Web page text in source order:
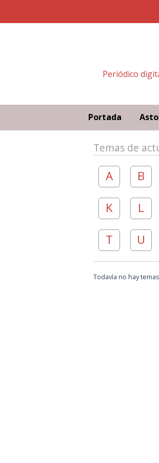
Periódico
Portada
Temas de
A B
K
L
T
U
Todavía no hay